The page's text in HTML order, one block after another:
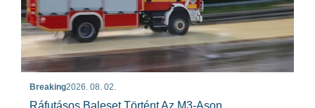
Breaking2026. 08. 02.